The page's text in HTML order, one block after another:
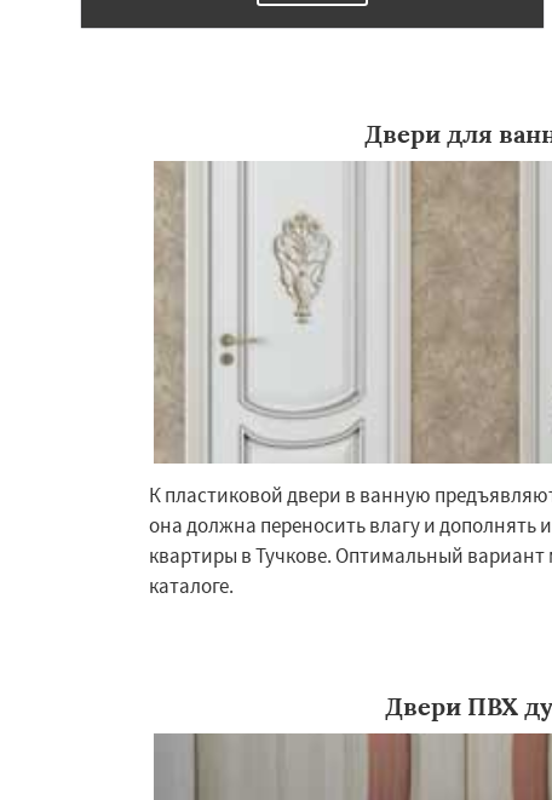
Уваровка
Фряново Хорлово
Шаховская
Двери для
К пластиковой двери в ванную
она должна переносить влагу и дополнять
квартиры в Тучкове. Оптимальный
каталоге.
Двери ПВХ